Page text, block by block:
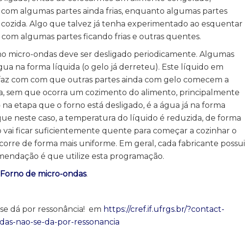
algumas partes ainda frias, enquanto algumas partes
Algo que talvez já tenha experimentado ao esquentar
algumas partes ficando frias e outras quentes.
micro-ondas deve ser desligado periodicamente. Algumas
na forma líquida (o gelo já derreteu). Este líquido em
com com que outras partes ainda com gelo comecem a
sem que ocorra um cozimento do alimento, principalmente
etapa que o forno está desligado, é a água já na forma
neste caso, a temperatura do líquido é reduzida, de forma
ficar suficientemente quente para começar a cozinhar o
de forma mais uniforme. Em geral, cada fabricante possui
é que utilize esta programação.
Forno de micro-ondas.
dá por ressonância! em https://cref.if.ufrgs.br/?contact-
nao-se-da-por-ressonancia